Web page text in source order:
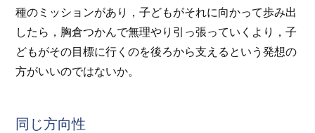
種のミッションがあり，子どもがそれに向かって歩み出
したら，胸倉つかんで無理やり引っ張っていくより，子
どもがその目標に行くのを後ろから支えるという発想の
方がいいのではないか。
同じ方向性